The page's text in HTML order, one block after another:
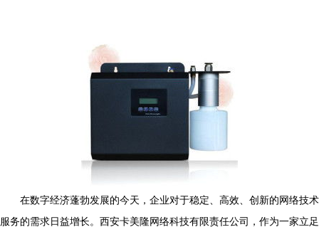
在数字经济蓬勃发展的今天，企业对于稳定、高效、创新的网络技术
服务的需求日益增长。西安卡美隆网络科技有限责任公司，作为一家立足